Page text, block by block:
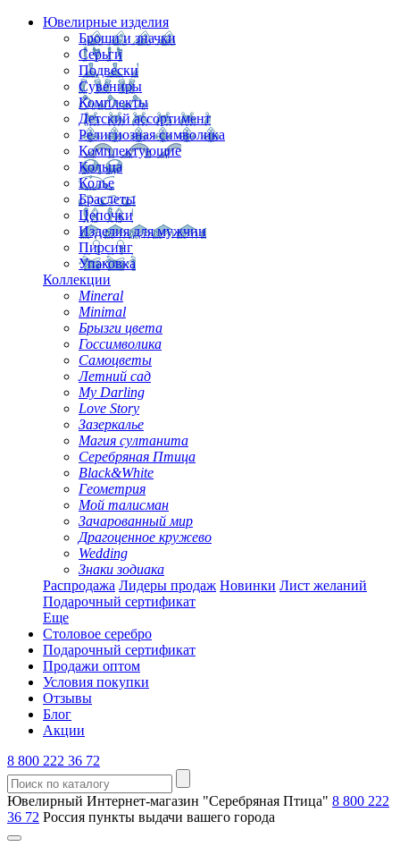
Ювелирные изделия
Броши и значки
Серьги
Подвески
Сувениры
Комплекты
Детский ассортимент
Религиозная символика
Комплектующие
Кольца
Колье
Браслеты
Цепочки
Изделия для мужчин
Пирсинг
Упаковка
Коллекции
Mineral
Minimal
Брызги цвета
Госсимволика
Самоцветы
Летний сад
My Darling
Love Story
Зазеркалье
Магия султанита
Серебряная Птица
Black&White
Геометрия
Мой талисман
Зачарованный мир
Драгоценное кружево
Wedding
Знаки зодиака
Распродажа Лидеры продаж Новинки Лист желаний
Подарочный сертификат
Еще
Столовое серебро
Подарочный сертификат
Продажи оптом
Условия покупки
Отзывы
Блог
Акции
8 800 222 36 72
Ювелирный Интернет-магазин "Серебряная Птица" 8 800 222
36 72 Россия пункты выдачи вашего города